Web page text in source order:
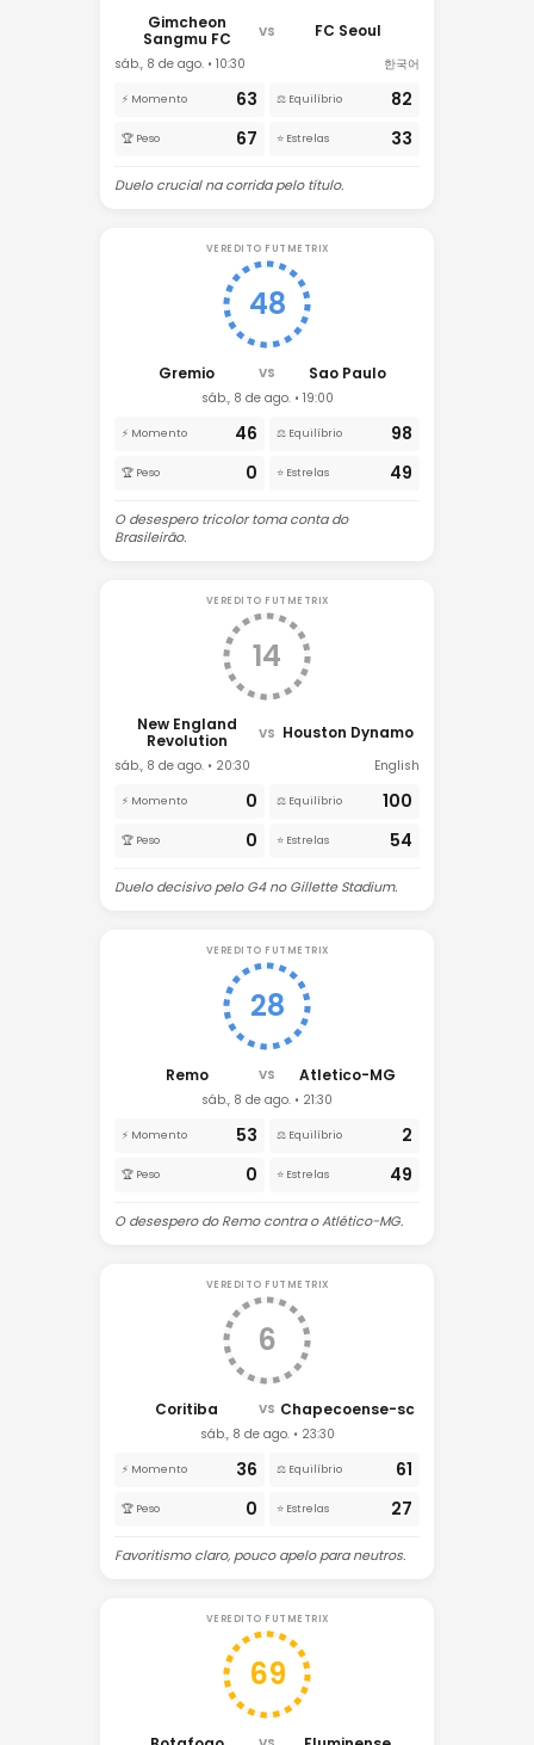
Gimcheon
Sangmu FC
VS FC Seoul
sáb., 8 de ago. • 10:30 한국어
⚡ Momento 63 ⚖️ Equilíbrio 82
🏆 Peso 67 ⭐ Estrelas 33
Duelo crucial na corrida pelo título.
VEREDITO FUTMETRIX
48
Gremio VS Sao Paulo
sáb., 8 de ago. • 19:00
⚡ Momento 46 ⚖️ Equilíbrio 98
🏆 Peso 0 ⭐ Estrelas 49
O desespero tricolor toma conta do
Brasileirão.
VEREDITO FUTMETRIX
14
New England
Revolution
VS Houston Dynamo
sáb., 8 de ago. • 20:30 English
⚡ Momento 0 ⚖️ Equilíbrio 100
🏆 Peso 0 ⭐ Estrelas 54
Duelo decisivo pelo G4 no Gillette Stadium.
VEREDITO FUTMETRIX
28
Remo VS Atletico-MG
sáb., 8 de ago. • 21:30
⚡ Momento 53 ⚖️ Equilíbrio 2
🏆 Peso 0 ⭐ Estrelas 49
O desespero do Remo contra o Atlético-MG.
VEREDITO FUTMETRIX
6
Coritiba VS Chapecoense-sc
sáb., 8 de ago. • 23:30
⚡ Momento 36 ⚖️ Equilíbrio 61
🏆 Peso 0 ⭐ Estrelas 27
Favoritismo claro, pouco apelo para neutros.
VEREDITO FUTMETRIX
69